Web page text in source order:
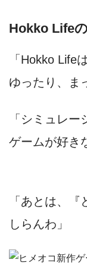
Hokko Life
「Hokko Life
ゆったり、ま
「シミュレ
ゲームが好き
「あとは、
しらんわ」